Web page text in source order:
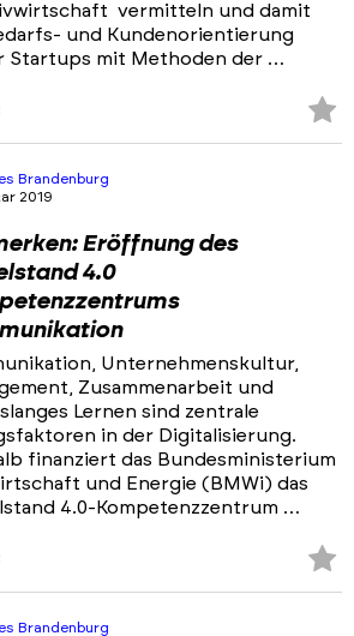
vermitteln und damit
und Kundenorientierung
Startups mit Methoden der …
Brandenburg
2019
Eröffnung des
4.0
Unternehmenskultur,
Zusammenarbeit und
Lernen sind zentrale
in der Digitalisierung.
finanziert das Bundesministerium
und Energie (BMWi) das
4.0-Kompetenzzentrum …
Brandenburg